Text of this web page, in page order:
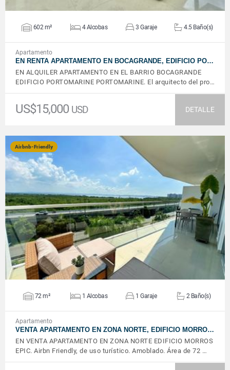
602 m² 4 Alcobas 3 Garaje 4.5 Baño(s)
Apartamento
EN RENTA APARTAMENTO EN BOCAGRANDE, EDIFICIO PO…
EN ALQUILER APARTAMENTO EN EL BARRIO BOCAGRANDE
EDIFICIO PORTOMARINE PORTOMARINE. El arquitecto del pro…
US$15,000 USD DETALLE
Airbnb-Friendly
VER DETALLES
72 m² 1 Alcobas 1 Garaje 2 Baño(s)
Apartamento
VENTA APARTAMENTO EN ZONA NORTE, EDIFICIO MORRO…
EN VENTA APARTAMENTO EN ZONA NORTE EDIFICIO MORROS
EPIC. Airbn Friendly, de uso turístico. Amoblado. Área de 72 …